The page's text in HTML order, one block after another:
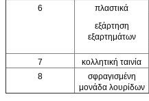
6
πλαστικά
εξάρτηση
εξαρτημάτων
7
κολλητική ταινία
8
σφραγισμένη
μονάδα λουρίδων